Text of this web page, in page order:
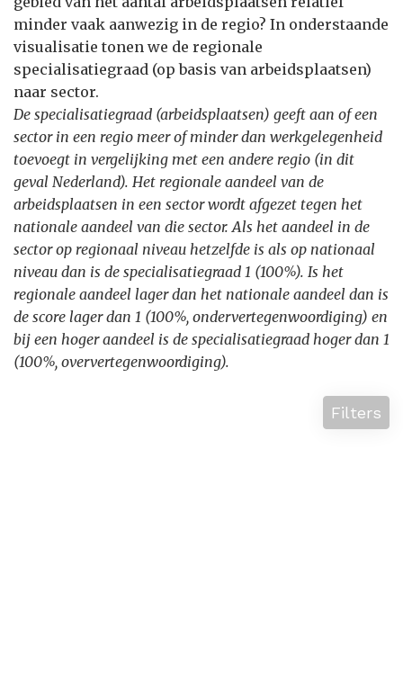
minder vaak aanwezig in de regio? In onderstaande
visualisatie tonen we de regionale
specialisatiegraad (op basis van arbeidsplaatsen)
naar sector.
De specialisatiegraad (arbeidsplaatsen) geeft aan of een
sector in een regio meer of minder dan werkgelegenheid
toevoegt in vergelijking met een andere regio (in dit
geval Nederland). Het regionale aandeel van de
arbeidsplaatsen in een sector wordt afgezet tegen het
nationale aandeel van die sector. Als het aandeel in de
sector op regionaal niveau hetzelfde is als op nationaal
niveau dan is de specialisatiegraad 1 (100%). Is het
regionale aandeel lager dan het nationale aandeel dan is
de score lager dan 1 (100%, ondervertegenwoordiging) en
bij een hoger aandeel is de specialisatiegraad hoger dan 1
(100%, oververtegenwoordiging).
Filters